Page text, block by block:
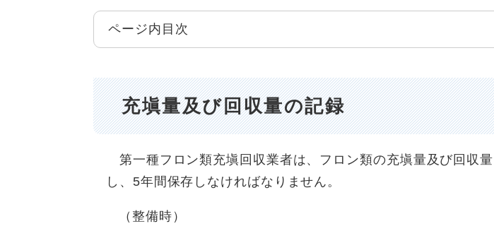
ページ内目次
充塡量及び回収量の記録
第一種フロン類充塡回収業者は、フロン類の充塡量及び回収
し、5年間保存しなければなりません。
（整備時）